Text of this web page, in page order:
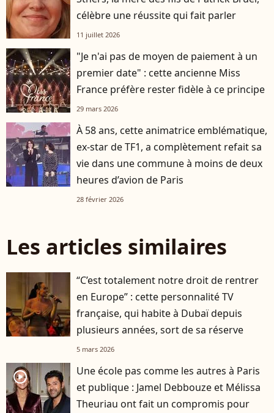
célèbre une réussite qui fait parler
11 juillet 2026
"Je n'ai pas de moyen de paiement à un
premier date" : cette ancienne Miss
France préfère rester fidèle à ce principe
29 mars 2026
À 58 ans, cette animatrice emblématique,
ex-star de TF1, a complètement refait sa
vie dans une commune à moins de deux
heures d’avion de Paris
28 février 2026
Les articles similaires
“C’est totalement notre droit de rentrer
en Europe” : cette personnalité TV
française, qui habite à Dubaï depuis
plusieurs années, sort de sa réserve
5 mars 2026
player2
Une école pas comme les autres à Paris
et publique : Jamel Debbouze et Mélissa
Theuriau ont fait un compromis pour